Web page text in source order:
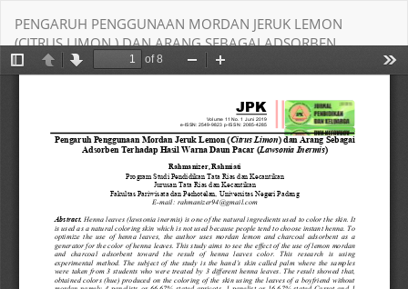
Article
Details
PENGARUH PENGGUNAAN MORDAN JERUK LEMON
(CITRUS LIMON ) DAN ARANG SEBAGAI ADSORBEN
TERHADAP HASIL WARNA DAUN PACAR (LAWSONIA
INERMIS)
Download
Download PDF